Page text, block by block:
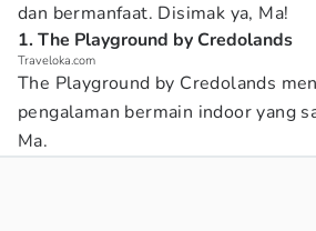
dan bermanfaat. Disimak ya, Ma!
1. The Playground by Credolands
Traveloka.com
The Playground by Credolands
pengalaman bermain indoor yang
Ma.